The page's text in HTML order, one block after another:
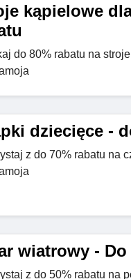
kąpielowe
do 80% rabatu na
dziecięce -
z do 70% rabatu na
wiatrowy - Do
z do 50% rabatu na